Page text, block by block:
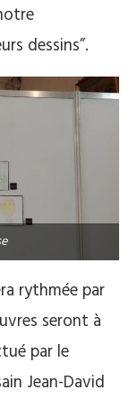
dessins”.
rythmée par
seront à
par le
Jean-David